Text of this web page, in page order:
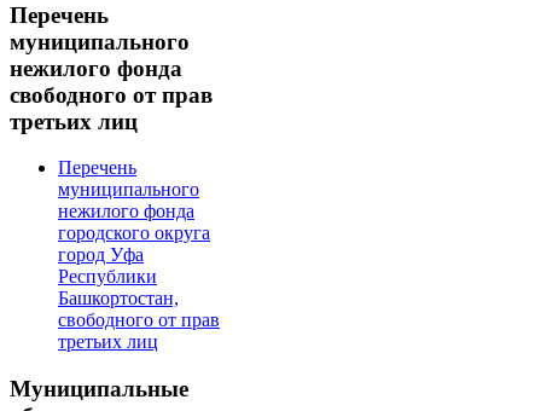
Перечень
муниципального
нежилого фонда
свободного от прав
третьих лиц
Перечень
муниципального
нежилого фонда
городского округа
город Уфа
Республики
Башкортостан,
свободного от прав
третьих лиц
Муниципальные